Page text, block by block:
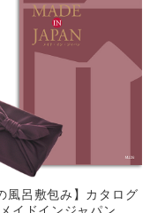
風呂敷包み】カタログ